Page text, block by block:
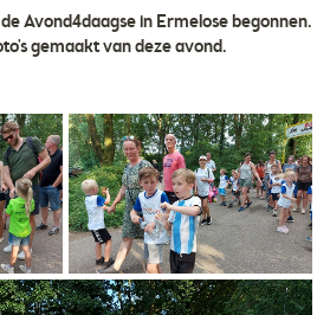
Avond4daagse in Ermelose begonnen.
gemaakt van deze avond.